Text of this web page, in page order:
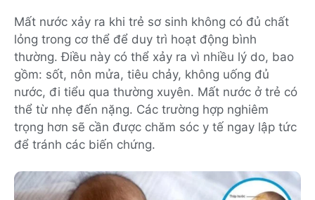
Mất nước xảy ra khi trẻ sơ sinh không có đủ chất
lỏng trong cơ thể để duy trì hoạt động bình
thường. Điều này có thể xảy ra vì nhiều lý do, bao
gồm: sốt, nôn mửa, tiêu chảy, không uống đủ
nước, đi tiểu qua thường xuyên. Mất nước ở trẻ có
thể từ nhẹ đến nặng. Các trường hợp nghiêm
trọng hơn sẽ cần được chăm sóc y tế ngay lập tức
để tránh các biến chứng.